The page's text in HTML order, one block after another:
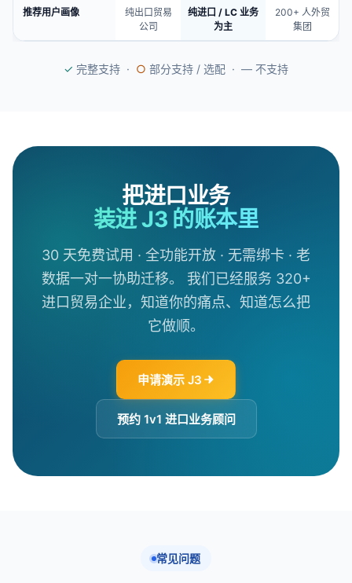
推荐用户画像
纯出口贸易
公司
纯进口 / LC 业务
为主
200+ 人外贸
集团
✓ 完整支持 · ○ 部分支持 / 选配 · — 不支持
把进口业务
装进 J3 的账本里
30 天免费试用 · 全功能开放 · 无需绑卡 · 老
数据一对一协助迁移。 我们已经服务 320+
进口贸易企业，知道你的痛点、知道怎么把
它做顺。
申请演示 J3
预约 1v1 进口业务顾问
常见问题